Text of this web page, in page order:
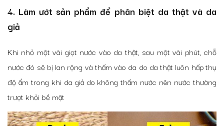
4. Làm ướt sản phẩm để phân biệt da thật và da
giả
Khi nhỏ một vài giọt nước vào da thật, sau một vài phút, chỗ
nước đó sẽ bị lan rộng và thấm vào da do da thật luôn hấp thụ
độ ẩm trong khi da giả do không thấm nước nên nước thường
trượt khỏi bề mặt